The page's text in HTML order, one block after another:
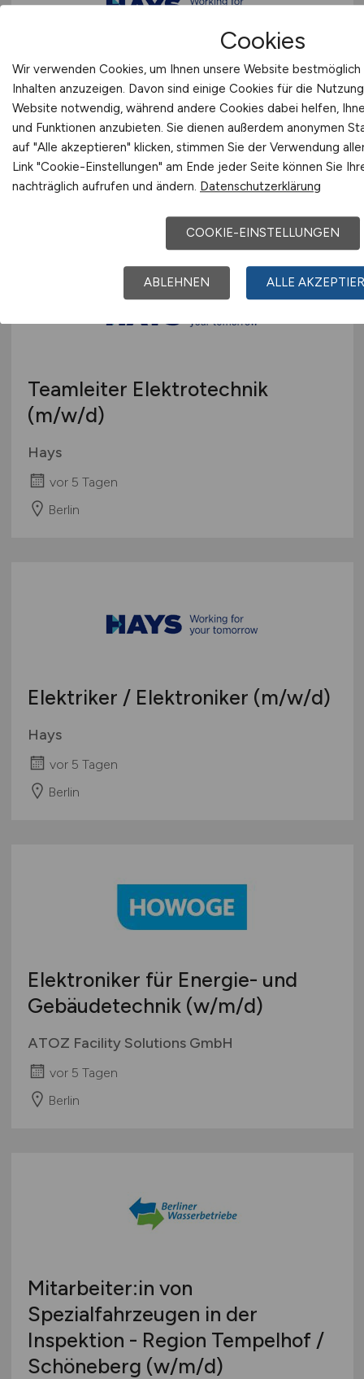
Projektleiter Transition
Fahrzeugwerkstatt(m/w/d)
Hays
vor 5 Tagen
Teamleiter Elektrotechnik
(m/w/d)
Hays
vor 5 Tagen
Berlin
Elektriker / Elektroniker (m/w/d)
Hays
vor 5 Tagen
Berlin
Elektroniker für Energie- und
Gebäudetechnik (w/m/d)
ATOZ Facility Solutions GmbH
vor 5 Tagen
Berlin
Mitarbeiter:in von
Spezialfahrzeugen in der
Inspektion - Region Tempelhof /
Schöneberg (w/m/d)
Cookies
Wir verwenden Cookies, um Ihnen unsere Website
Inhalten anzuzeigen. Davon sind einige Cookies für die
Website notwendig, während andere Cookies dabei helfen,
und Funktionen anzubieten. Sie dienen außerdem anonymen
auf "Alle akzeptieren" klicken, stimmen Sie der Verwendung
Link "Cookie-Einstellungen" am Ende jeder Seite können Sie
nachträglich aufrufen und ändern. Datenschutzerklärung
COOKIE-EINSTELLUNGEN
ABLEHNEN ALLE